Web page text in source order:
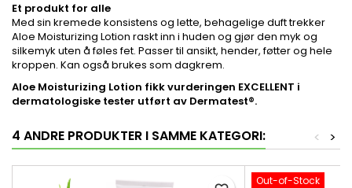
Et produkt for alle
Med sin kremede konsistens og lette, behagelige duft trekker
Aloe Moisturizing Lotion raskt inn i huden og gjør den myk og
silkemyk uten å føles fet. Passer til ansikt, hender, føtter og hele
kroppen. Kan også brukes som dagkrem.
Aloe Moisturizing Lotion fikk vurderingen EXCELLENT i
dermatologiske tester utført av Dermatest®.
4 ANDRE PRODUKTER I SAMME KATEGORI: >
<
Out-of-Stock